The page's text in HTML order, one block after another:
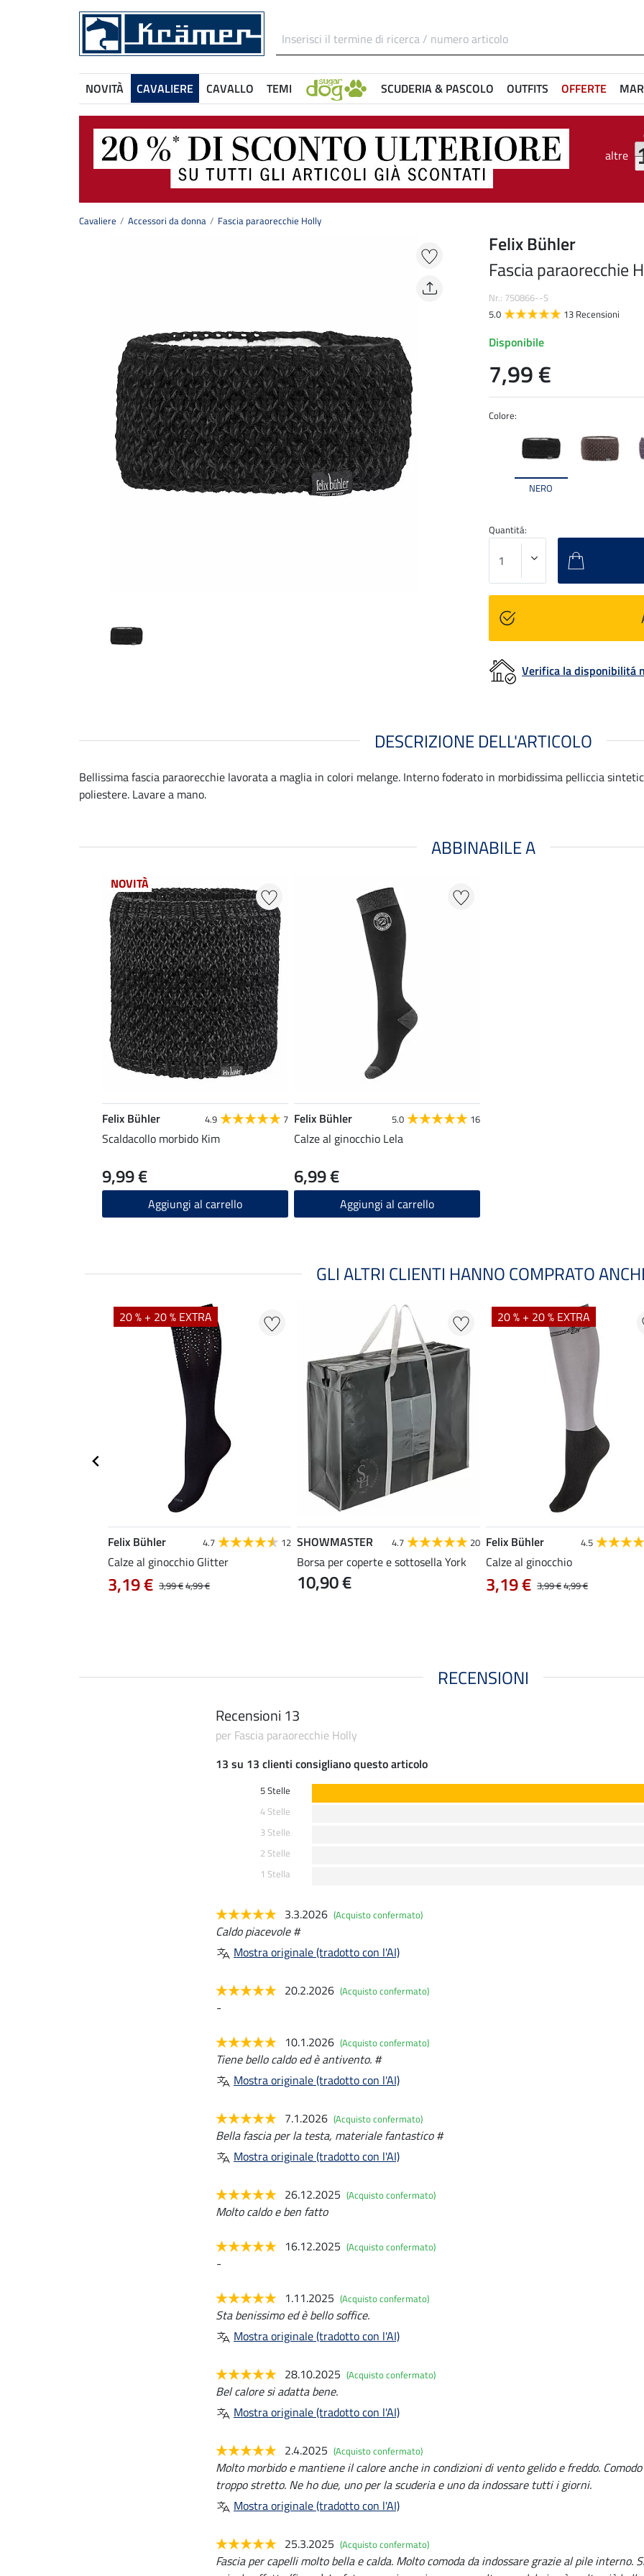
NOVITÀ CAVALIERE CAVALLO TEMI SCUDERIA & PASCOLO OUTFITS OFFERTE
altre
Cavaliere Accessori da donna Fascia paraorecchie Holly
Colore:
NERO
Felix Bühler
Fascia paraorecchie
Nr.: 750866--S
5.0
13 Recensioni
Disponibile
7,99 €
Quantitá:
Verifica la disponibilitá
DESCRIZIONE DELL'ARTICOLO
Bellissima fascia paraorecchie lavorata a maglia in colori melange. Interno foderato in morbidissima pelliccia
poliestere. Lavare a mano.
ABBINABILE A
NOVITÀ
Felix Bühler 4.9 7
Scaldacollo morbido Kim
9,99 €
Aggiungi al carrello
Felix Bühler 5.0 16
Calze al ginocchio Lela
6,99 €
Aggiungi al carrello
GLI ALTRI CLIENTI HANNO COMPRATO
20 % + 20 % EXTRA
Felix Bühler 4.7 12
Calze al ginocchio Glitter
3,99 €4,99 €
3,19 €
SHOWMASTER 4.7 20
Borsa per coperte e sottosella York
10,90 €
20 % + 20 % EXTRA
Felix Bühler 4.5
Calze al ginocchio
3,99 €4,99 €
3,19 €
RECENSIONI
Recensioni 13
per Fascia paraorecchie Holly
13 su 13 clienti consigliano questo articolo
5 Stelle
4 Stelle
3 Stelle
2 Stelle
1 Stella
3.3.2026 (Acquisto confermato)
Caldo piacevole #
Mostra originale (tradotto con l'AI)
20.2.2026 (Acquisto confermato)
-
10.1.2026 (Acquisto confermato)
Tiene bello caldo ed è antivento. #
Mostra originale (tradotto con l'AI)
7.1.2026 (Acquisto confermato)
Bella fascia per la testa, materiale fantastico #
Mostra originale (tradotto con l'AI)
26.12.2025 (Acquisto confermato)
Molto caldo e ben fatto
16.12.2025 (Acquisto confermato)
-
1.11.2025 (Acquisto confermato)
Sta benissimo ed è bello soffice.
Mostra originale (tradotto con l'AI)
28.10.2025 (Acquisto confermato)
Bel calore si adatta bene.
Mostra originale (tradotto con l'AI)
2.4.2025 (Acquisto confermato)
Molto morbido e mantiene il calore anche in condizioni di vento gelido e freddo.
troppo stretto. Ne ho due, uno per la scuderia e uno da indossare tutti i giorni.
Mostra originale (tradotto con l'AI)
25.3.2025 (Acquisto confermato)
Fascia per capelli molto bella e calda. Molto comoda da indossare grazie al pile interno.